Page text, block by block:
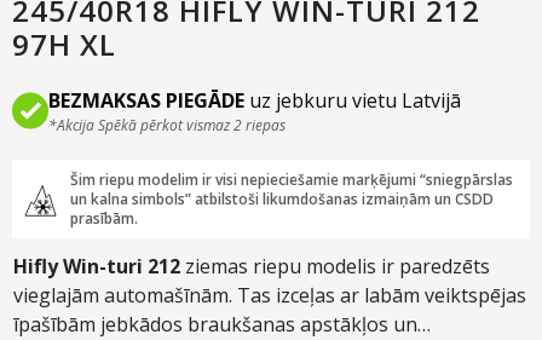
245/40R18 HIFLY WIN-TURI 212
97H XL
BEZMAKSAS PIEGĀDE uz jebkuru vietu Latvijā
*Akcija Spēkā pērkot vismaz 2 riepas
Šim riepu modelim ir visi nepieciešamie marķējumi “sniegpārslas
un kalna simbols” atbilstoši likumdošanas izmaiņām un CSDD
prasībām.
Hifly Win-turi 212 ziemas riepu modelis ir paredzēts
vieglajām automašīnām. Tas izceļas ar labām veiktspējas
īpašībām jebkādos braukšanas apstākļos un